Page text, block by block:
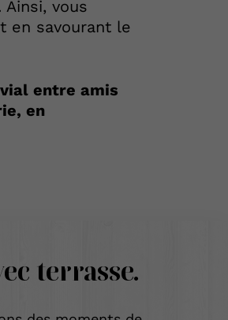
Ainsi, vous
en savourant le
entre amis
en
terrasse.